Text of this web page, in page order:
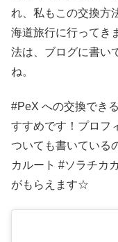
れ、私もこの交換方
海道旅行に行ってき
法は、ブログに書い
ね。
#PeX への交換でき
すすめです！プロフ
ついても書いている
カルート #ソラチカ
がもらえます☆